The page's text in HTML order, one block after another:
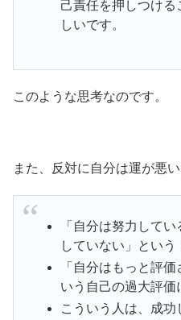
己責任を押しつける
しいです。
このような思考なのです。
また、反対に自分は運が悪
「自分は努力して
していない」とい
「自分はもっと評
いう自己の過大評価
こういう人は、成